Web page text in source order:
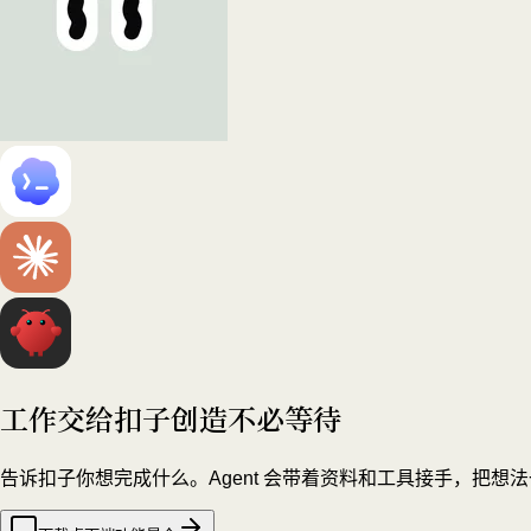
工作交给扣子创造不必等待
告诉扣子你想完成什么。Agent 会带着资料和工具接手，把想法